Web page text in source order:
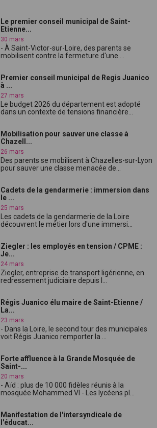
Le premier conseil municipal de Saint-
Etienne...
30 mars
- À Saint-Victor-sur-Loire, des parents se
mobilisent contre la fermeture d'une ...
Premier conseil municipal de Regis Juanico
à ...
27 mars
Le budget 2026 du département est adopté
dans un contexte de tensions financière...
Mobilisation pour sauver une classe à
Chazell...
26 mars
Des parents se mobilisent à Chazelles-sur-Lyon
pour sauver une classe menacée de...
Cadets de la gendarmerie : immersion dans
le ...
25 mars
Les cadets de la gendarmerie de la Loire
découvrent le métier lors d'une immersi...
Ziegler : les employés en tension / CPME :
Je...
24 mars
Ziegler, entreprise de transport ligérienne, en
redressement judiciaire depuis l...
Régis Juanico élu maire de Saint-Etienne /
La...
23 mars
- Dans la Loire, le second tour des municipales
voit Régis Juanico remporter la ...
Forte affluence à la Grande Mosquée de
Saint-...
20 mars
- Aïd : plus de 10 000 fidèles réunis à la
mosquée Mohammed VI - Les lycéens pl...
Manifestation de l'intersyndicale de
l'éducat...